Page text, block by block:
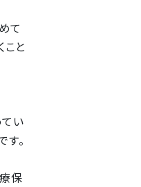
て
と
い
。
保